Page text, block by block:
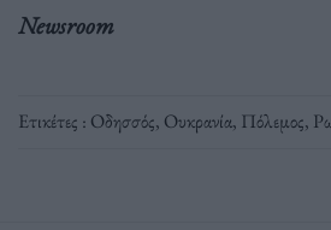
Newsroom
Ετικέτες : Οδησσός, Ουκρανία, Πόλεμος,